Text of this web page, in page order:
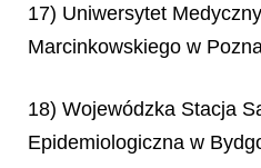
17) Uniwersytet
Marcinkowskiego w
18) Wojewódzka Stacja
Epidemiologiczna w